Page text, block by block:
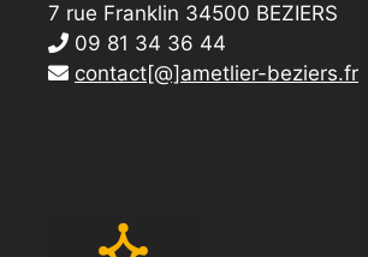
7 rue Franklin 34500 BEZIERS
09 81 34 36 44
contact[@]ametlier-beziers.fr